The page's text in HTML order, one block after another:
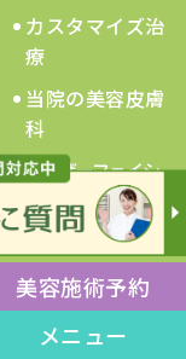
カスタマイズ治
療
当院の美容皮膚
科
レーザーフェイシ
ャル
CO2レーザー
ヴェルベッドスキ
ン
美容施術予約
メニュー